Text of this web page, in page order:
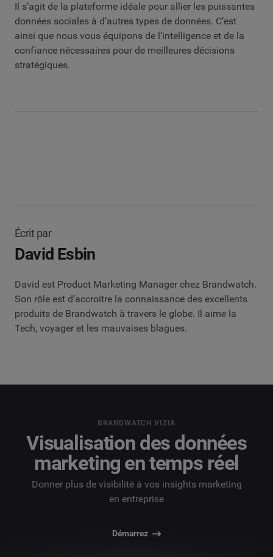
Il s’agit de la plateforme idéale pour allier les puissantes
données sociales à d’autres types de données. C’est
ainsi que nous vous équipons de l’intelligence et de la
confiance nécessaires pour de meilleures décisions
stratégiques.
Écrit par
David Esbin
David est Product Marketing Manager chez Brandwatch.
Son rôle est d’accroitre la connaissance des excellents
produits de Brandwatch à travers le globe. Il aime la
Tech, voyager et les mauvaises blagues.
BRANDWATCH VIZIA
Visualisation des données
marketing en temps réel
Donner plus de visibilité à vos insights marketing
en entreprise
Démarrez